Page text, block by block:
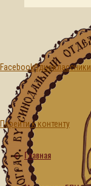
FacebookОдноклассники
Перейти к контенту
Главная